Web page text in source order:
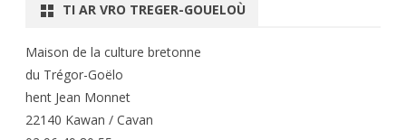
TI AR VRO TREGER-GOUELOÙ
Maison de la culture bretonne
du Trégor-Goëlo
hent Jean Monnet
22140 Kawan / Cavan